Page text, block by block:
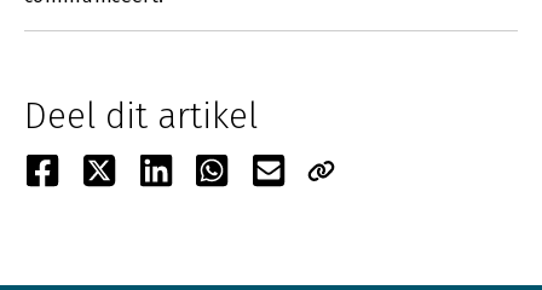
Deel dit artikel